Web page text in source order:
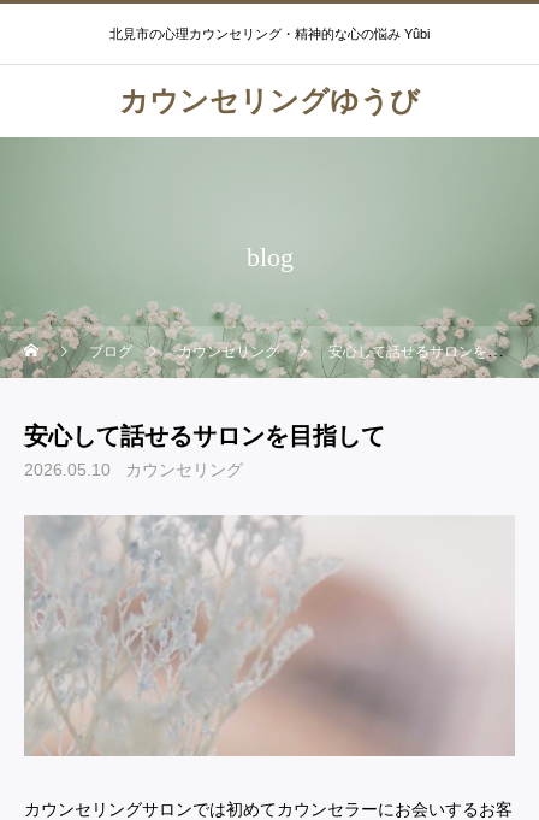
北見市の心理カウンセリング・精神的な心の悩み Yûbi
カウンセリングゆうび
blog
ブログ カウンセリング 安心して話せるサロンを目指して
安心して話せるサロンを目指して
2026.05.10 カウンセリング
カウンセリングサロンでは初めてカウンセラーにお会いするお客